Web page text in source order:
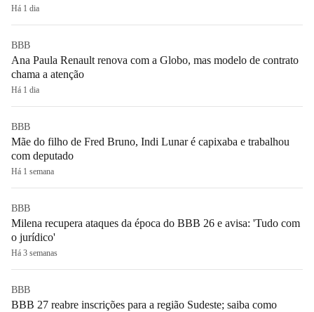
Há 1 dia
BBB
Ana Paula Renault renova com a Globo, mas modelo de contrato
chama a atenção
Há 1 dia
BBB
Mãe do filho de Fred Bruno, Indi Lunar é capixaba e trabalhou
com deputado
Há 1 semana
BBB
Milena recupera ataques da época do BBB 26 e avisa: 'Tudo com
o jurídico'
Há 3 semanas
BBB
BBB 27 reabre inscrições para a região Sudeste; saiba como